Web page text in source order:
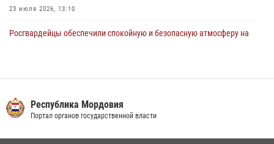
23 июля 2026, 13:10
Росгвардейцы обеспечили спокойную и безопасную атмосферу на
обеспечили безопасность на футбольных мероприятиях: от
регионального турнира до Суперкубка России
Республика Мордовия
Портал органов государственной власти